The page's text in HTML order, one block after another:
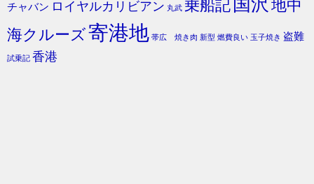
チャバン ロイヤルカリビアン 丸武 乗船記 国沢 地中
海クルーズ寄港地 帯広 焼き肉 新型 燃費良い 玉子焼き 盗難
試乗記 香港